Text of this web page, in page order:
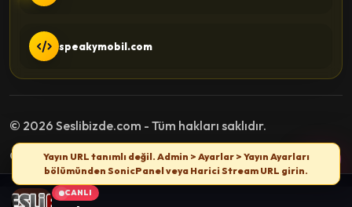
speakymobil.com
© 2026 Seslibizde.com - Tüm hakları saklıdır.
Gizlilik PolitikasıKullanım Şartlarıİletişim
CANLI
Yayın URL tanımlı değil. Admin > Ayarlar > Yayın Ayarları
bölümünden SonicPanel veya Harici Stream URL girin.